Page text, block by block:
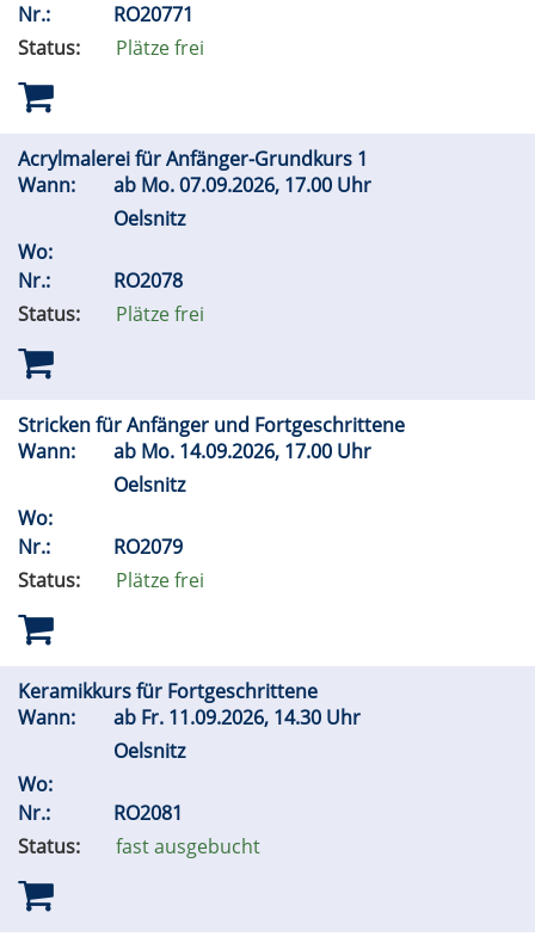
Nr.:
RO20771
Status:
Plätze frei
Acrylmalerei für Anfänger-Grundkurs 1
Wann:
ab Mo.07.09.2026, 17.00 Uhr
Oelsnitz
Wo:
Nr.:
RO2078
Status:
Plätze frei
Stricken für Anfänger und Fortgeschrittene
Wann:
ab Mo. 14.09.2026, 17.00 Uhr
Oelsnitz
Wo:
Nr.:
RO2079
Status:
Plätze frei
Keramikkurs für Fortgeschrittene
Wann:
ab Fr. 11.09.2026, 14.30 Uhr
Oelsnitz
Wo:
Nr.:
RO2081
Status:
fast ausgebucht